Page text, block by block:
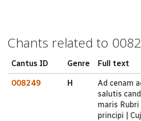
Chants related to
Cantus ID Genre Full text
008249 H
Ad cenam
salutis
maris
principi |